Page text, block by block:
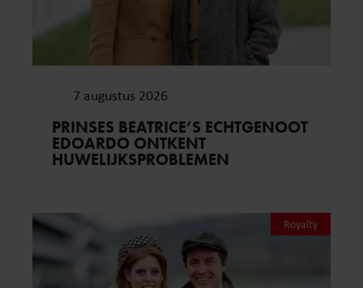
7 augustus 2026
PRINSES BEATRICE’S ECHTGENOOT
EDOARDO ONTKENT
HUWELIJKSPROBLEMEN
Royalty